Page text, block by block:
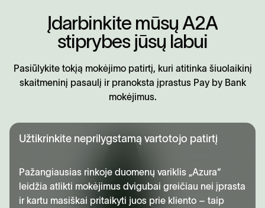
Įdarbinkite mūsų A2A
stiprybes jūsų labui
Pasiūlykite tokįą mokėjimo patirtį, kuri atitinka šiuolaikinį
skaitmeninį pasaulį ir pranoksta įprastus Pay by Bank
mokėjimus.
Užtikrinkite neprilygstamą vartotojo patirtį
Pažangiausias rinkoje duomenų variklis „Azura“
leidžia atlikti mokėjimus dvigubai greičiau nei įprasta
ir kartu masiškai pritaikyti juos prie kliento – taip